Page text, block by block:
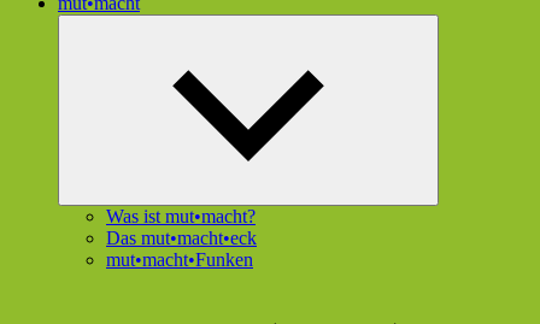
Was ist mut•macht?
Das mut•macht•eck
mut•macht•Funken